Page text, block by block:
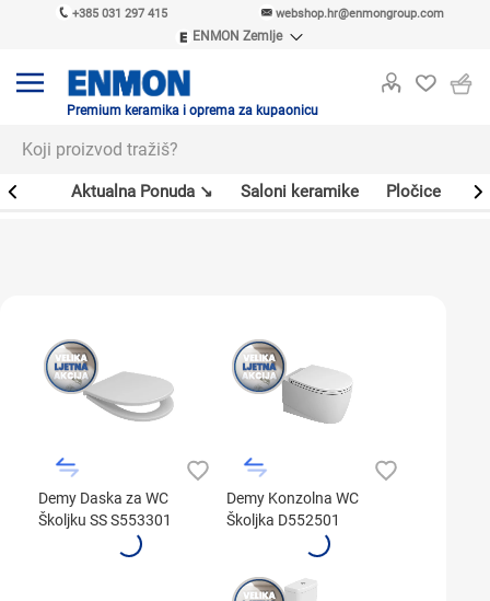
+385 031 297 415 webshop.hr@enmongroup.com
ENMON Zemlje
ENMON MKD
Premium keramika i oprema za kupaonicu
Aktualna Ponuda ↘ Saloni keramike Pločice
Demy Daska za WC
Školjku SS S553301
Demy Konzolna WC
Školjka D552501